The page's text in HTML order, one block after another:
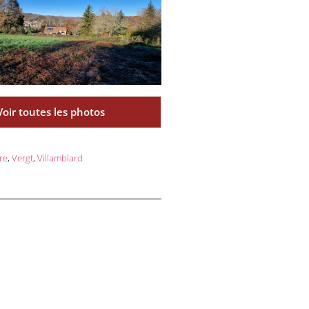
toutes les photos
, Vergt, Villamblard